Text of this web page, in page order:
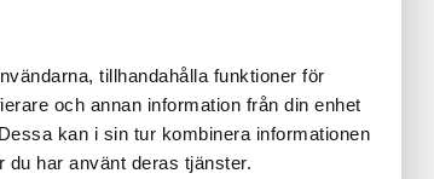
tillhandahålla funktioner för
och annan information från din enhet
kan i sin tur kombinera informationen
har använt deras tjänster.